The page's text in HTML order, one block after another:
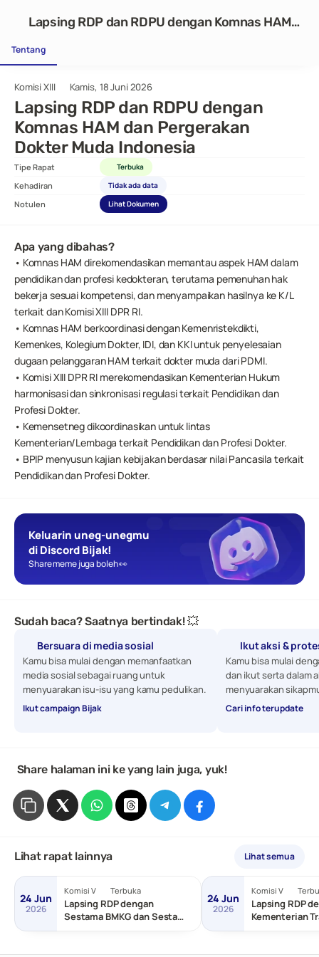
Komisi XIII Kamis, 18 Juni 2026
Lapsing RDP dan RDPU dengan
Komnas HAM dan Pergerakan
Dokter Muda Indonesia
Tipe Rapat Terbuka
Kehadiran Tidak ada data
Notulen Lihat Dokumen
Apa yang dibahas?
• Komnas HAM direkomendasikan memantau aspek HAM dalam
pendidikan dan profesi kedokteran, terutama pemenuhan hak
bekerja sesuai kompetensi, dan menyampaikan hasilnya ke K/L
terkait dan Komisi XIII DPR RI.
• Komnas HAM berkoordinasi dengan Kemenristekdikti,
Kemenkes, Kolegium Dokter, IDI, dan KKI untuk penyelesaian
dugaan pelanggaran HAM terkait dokter muda dari PDMI.
• Komisi XIII DPR RI merekomendasikan Kementerian Hukum
harmonisasi dan sinkronisasi regulasi terkait Pendidikan dan
Profesi Dokter.
• Kemensetneg dikoordinasikan untuk lintas
Kementerian/Lembaga terkait Pendidikan dan Profesi Dokter.
• BPIP menyusun kajian kebijakan berdasar nilai Pancasila terkait
Pendidikan dan Profesi Dokter.
Keluarin uneg-unegmu
di Discord Bijak!
Share meme juga boleh 👀
Sudah baca? Saatnya bertindak! 💥
Bersuara di media sosial
Kamu bisa mulai dengan memanfaatkan
media sosial sebagai ruang untuk
menyuarakan isu-isu yang kamu pedulikan.
Ikut campaign Bijak
Ikut aksi &
Kamu bisa mulai
dan ikut serta dalam
menyuarakan
Cari info terupdate
Share halaman ini ke yang lain juga, yuk!
Lihat rapat lainnya Lihat semua
24 Jun
2026
Komisi V Terbuka
Lapsing RDP dengan
Sestama BMKG dan Sestama
24 Jun
2026
Komisi V
Lapsing RDP
Kementerian
Lapsing RDP dan RDPU dengan Komnas HAM
Tentang